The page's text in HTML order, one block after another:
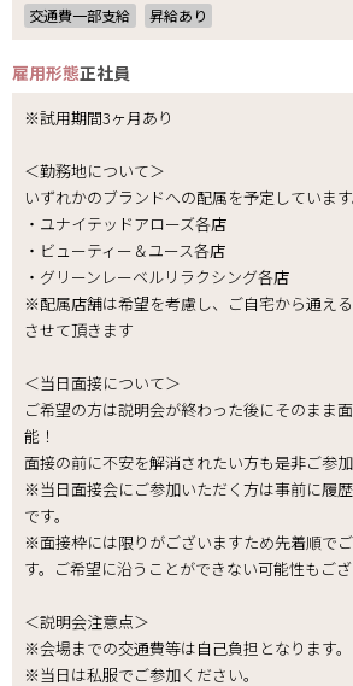
交通費一部支給 昇給あり
雇用形態正社員
※試用期間3ヶ月あり
＜勤務地について＞
いずれかのブランドへの配属を予定しています
・ユナイテッドアローズ各店
・ビューティー＆ユース各店
・グリーンレーベルリラクシング各店
※配属店舗は希望を考慮し、ご自宅から通え
させて頂きます
＜当日面接について＞
ご希望の方は説明会が終わった後にそのまま
能！
面接の前に不安を解消されたい方も是非ご参加
※当日面接会にご参加いただく方は事前に履
です。
※面接枠には限りがございますため先着順で
す。ご希望に沿うことができない可能性もござ
＜説明会注意点＞
※会場までの交通費等は自己負担となります。
※当日は私服でご参加ください。